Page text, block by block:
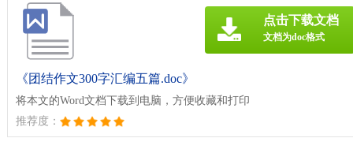
《团结作文300字汇编五篇.doc》
将本文的Word文档下载到电脑，方便收藏和打印
推荐度：
点击下载文档
文档为doc格式